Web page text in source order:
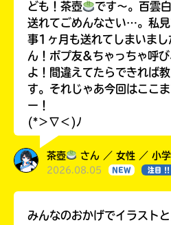
ども！茶壺
です～。百雲
送れてごめんなさい…。私
事1ヶ月も送れてしまいまし
ん！ポプ友&ちゃっちゃ呼
よ！間違えてたらできれば
す。それじゃあ今回はここ
ー！
(*＞∇＜)ﾉ
茶壺 さん ／ 女性 ／ 小
2026.08.05 NEW 注目 !!
みんなのおかげでイラスト